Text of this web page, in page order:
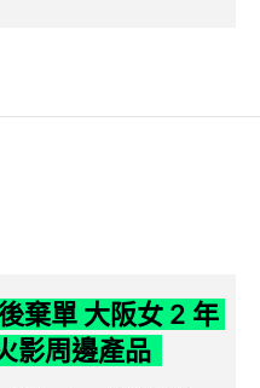
棄單 大阪女 2 年
影周邊產品